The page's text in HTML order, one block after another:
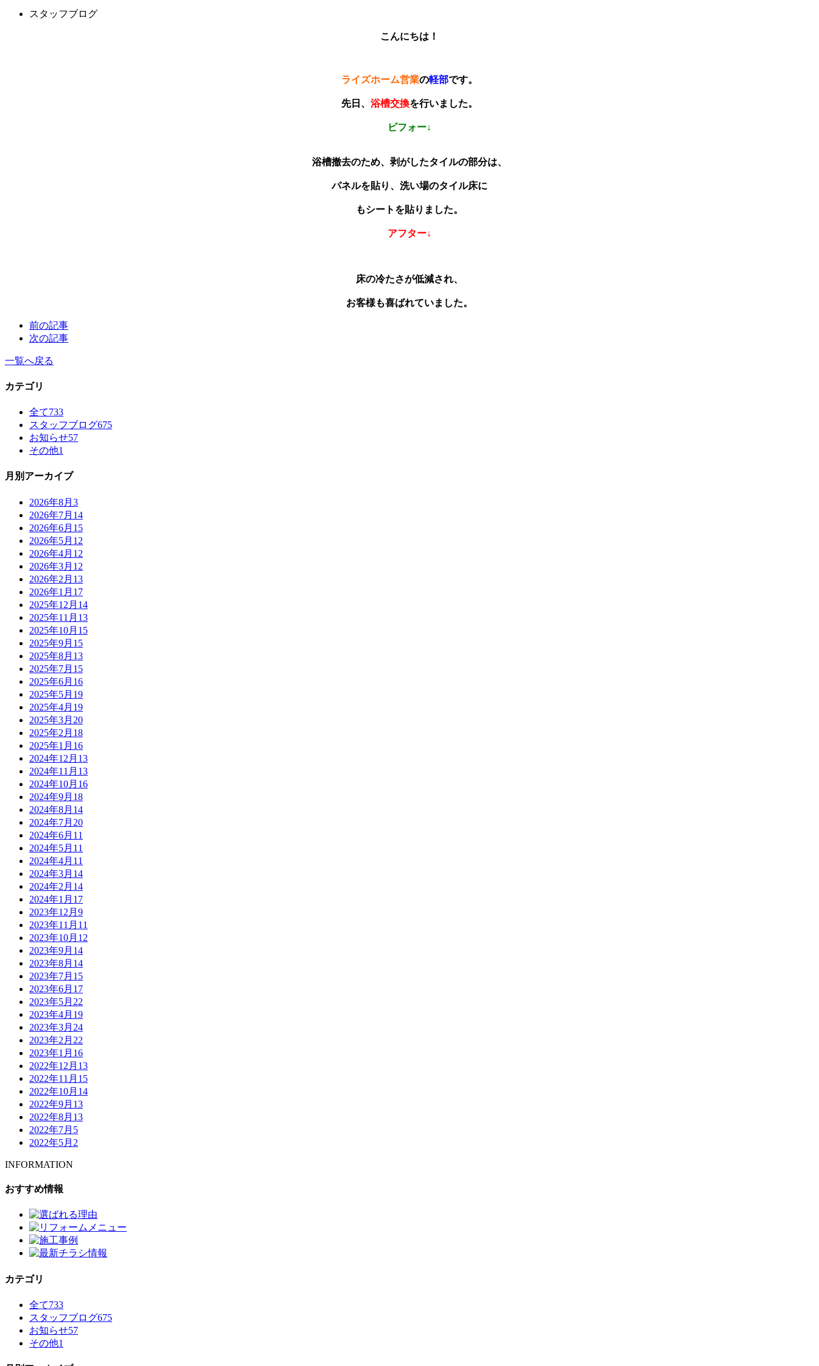
スタッフブログ
こんにちは！
ライズホーム営業の軽部です。
先日、 浴槽交換を行いました。
ビフォー↓
浴槽撤去のため、剥がしたタイルの部分は、
パネルを貼り、洗い場のタイル床に
もシートを貼りました。
アフター↓
床の冷たさが低減され、
お客様も喜ばれていました。
前の記事
次の記事
一覧へ戻る
カテゴリ
全て733
スタッフブログ675
お知らせ57
その他1
月別アーカイブ
2026年8月 3
2026年7月 14
2026年6月 15
2026年5月 12
2026年4月 12
2026年3月 12
2026年2月 13
2026年1月 17
2025年12月 14
2025年11月 13
2025年10月 15
2025年9月 15
2025年8月 13
2025年7月 15
2025年6月 16
2025年5月 19
2025年4月 19
2025年3月 20
2025年2月 18
2025年1月 16
2024年12月 13
2024年11月 13
2024年10月 16
2024年9月 18
2024年8月 14
2024年7月 20
2024年6月 11
2024年5月 11
2024年4月 11
2024年3月 14
2024年2月 14
2024年1月 17
2023年12月 9
2023年11月 11
2023年10月 12
2023年9月 14
2023年8月 14
2023年7月 15
2023年6月 17
2023年5月 22
2023年4月 19
2023年3月 24
2023年2月 22
2023年1月 16
2022年12月 13
2022年11月 15
2022年10月 14
2022年9月 13
2022年8月 13
2022年7月 5
2022年5月 2
INFORMATION
おすすめ情報
カテゴリ
全て733
スタッフブログ675
お知らせ57
その他1